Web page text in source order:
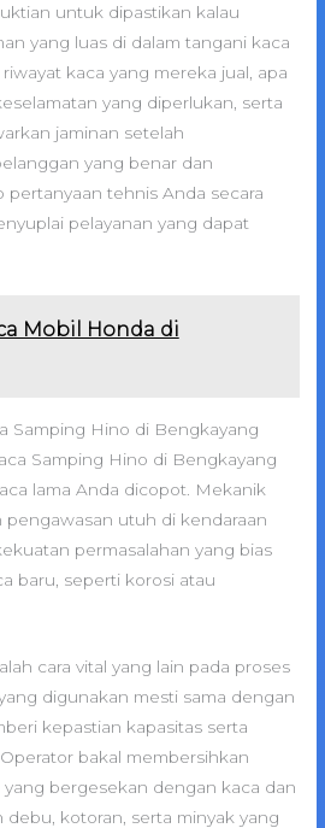
untuk dipastikan kalau
yang luas di dalam tangani kaca
kaca yang mereka jual, apa
yang diperlukan, serta
jaminan setelah
yang benar dan
tehnis Anda secara
pelayanan yang dapat
Mobil Honda di
Samping Hino di Bengkayang
Samping Hino di Bengkayang
lama Anda dicopot. Mekanik
pengawasan utuh di kendaraan
permasalahan yang bias
baru, seperti korosi atau
cara vital yang lain pada proses
digunakan mesti sama dengan
kepastian kapasitas serta
bakal membersihkan
bergesekan dengan kaca dan
kotoran, serta minyak yang